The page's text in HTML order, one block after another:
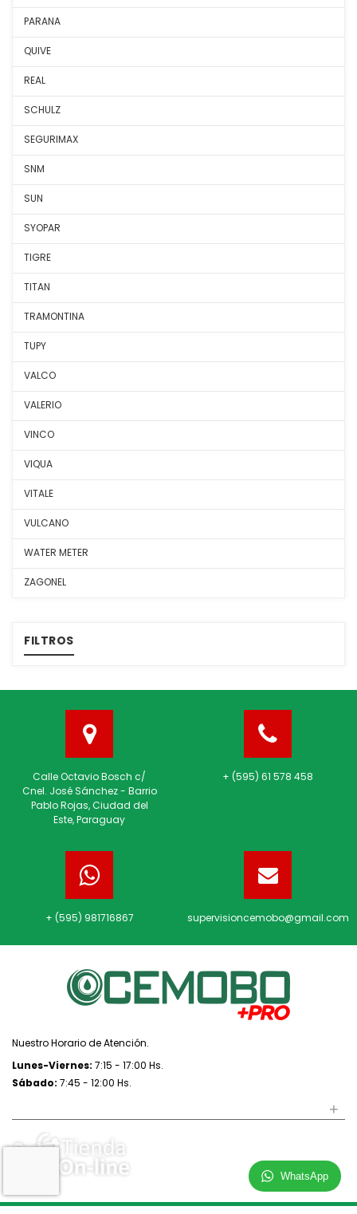
PARANA
QUIVE
REAL
SCHULZ
SEGURIMAX
SNM
SUN
SYOPAR
TIGRE
TITAN
TRAMONTINA
TUPY
VALCO
VALERIO
VINCO
VIQUA
VITALE
VULCANO
WATER METER
ZAGONEL
FILTROS
Calle Octavio Bosch c/
Cnel. José Sánchez - Barrio
Pablo Rojas, Ciudad del
Este, Paraguay
+ (595) 61 578 458
+ (595) 981716867 supervisioncemobo@gmail.com
Nuestro Horario de Atención.
Lunes-Viernes: 7:15 - 17:00 Hs.
Sábado: 7:45 - 12:00 Hs.
+
WhatsApp